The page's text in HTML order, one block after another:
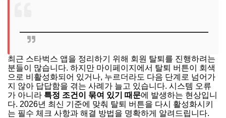
최근 스타벅스 앱을 정리하기 위해 회원 탈퇴를 진행하려는
분들이 많습니다. 하지만 마이페이지에서 탈퇴 버튼이 회색
으로 비활성화되어 있거나, 누르더라도 다음 단계로 넘어가
지 않아 답답함을 겪는 사례가 늘고 있습니다. 시스템 오류
가 아니라 특정 조건이 묶여 있기 때문에 발생하는 현상입니
다. 2026년 최신 기준에 맞춰 탈퇴 버튼을 다시 활성화시키
는 필수 체크 사항과 해결 방법을 명확하게 알려드립니다.